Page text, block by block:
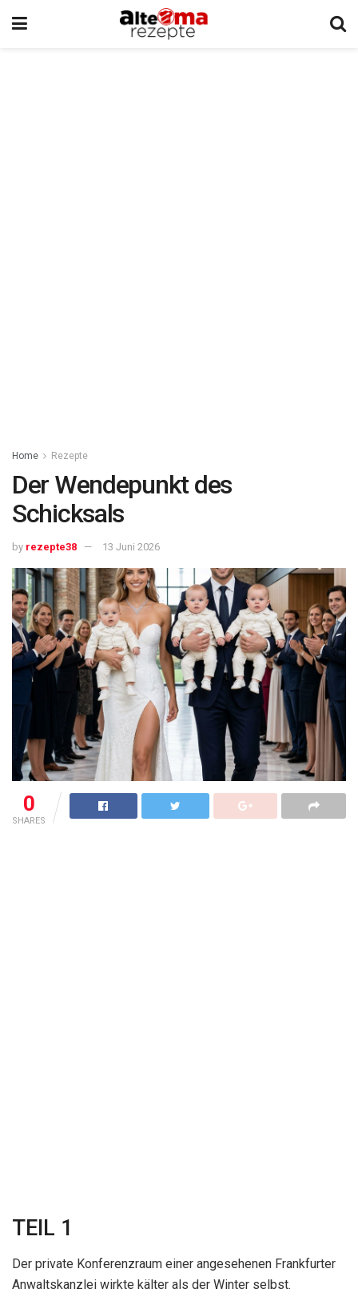
Home Rezepte
Der Wendepunkt des
Schicksals
by rezepte38 13 Juni 2026
0
SHARES
TEIL 1
Der private Konferenzraum einer angesehenen Frankfurter
Anwaltskanzlei wirkte kälter als der Winter selbst.